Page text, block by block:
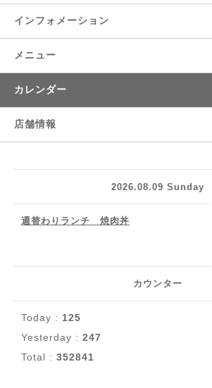
インフォメーション
メニュー
カレンダー
店舗情報
2026.08.09 Sunday
週替わりランチ 焼肉丼
カウンター
Today : 125
Yesterday : 247
Total : 352841